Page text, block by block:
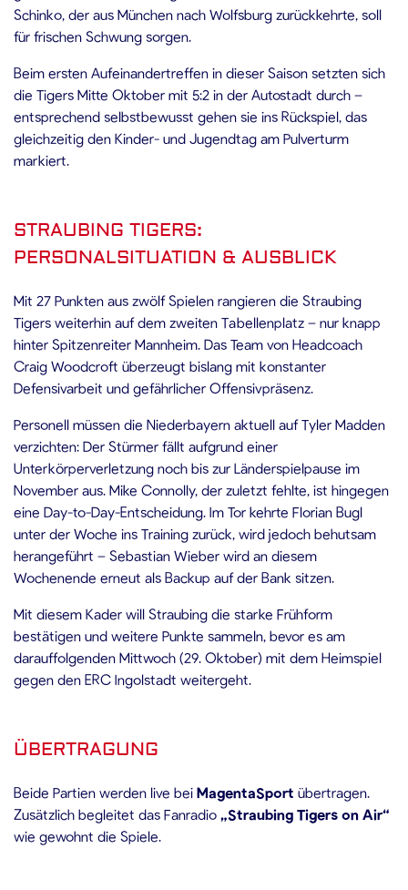
Schinko, der aus München nach Wolfsburg zurückkehrte, soll
für frischen Schwung sorgen.
Beim ersten Aufeinandertreffen in dieser Saison setzten sich
die Tigers Mitte Oktober mit 5:2 in der Autostadt durch –
entsprechend selbstbewusst gehen sie ins Rückspiel, das
gleichzeitig den Kinder- und Jugendtag am Pulverturm
markiert.
STRAUBING TIGERS:
PERSONALSITUATION & AUSBLICK
Mit 27 Punkten aus zwölf Spielen rangieren die Straubing
Tigers weiterhin auf dem zweiten Tabellenplatz – nur knapp
hinter Spitzenreiter Mannheim. Das Team von Headcoach
Craig Woodcroft überzeugt bislang mit konstanter
Defensivarbeit und gefährlicher Offensivpräsenz.
Personell müssen die Niederbayern aktuell auf Tyler Madden
verzichten: Der Stürmer fällt aufgrund einer
Unterkörperverletzung noch bis zur Länderspielpause im
November aus. Mike Connolly, der zuletzt fehlte, ist hingegen
eine Day-to-Day-Entscheidung. Im Tor kehrte Florian Bugl
unter der Woche ins Training zurück, wird jedoch behutsam
herangeführt – Sebastian Wieber wird an diesem
Wochenende erneut als Backup auf der Bank sitzen.
Mit diesem Kader will Straubing die starke Frühform
bestätigen und weitere Punkte sammeln, bevor es am
darauffolgenden Mittwoch (29. Oktober) mit dem Heimspiel
gegen den ERC Ingolstadt weitergeht.
ÜBERTRAGUNG
Beide Partien werden live bei MagentaSport übertragen.
Zusätzlich begleitet das Fanradio „Straubing Tigers on Air“
wie gewohnt die Spiele.